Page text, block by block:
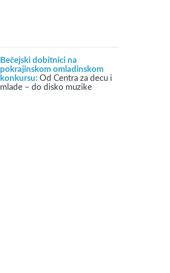
Bečejski dobitnici na
pokrajinskom omladinskom
konkursu: Od Centra za decu i
mlade – do disko muzike